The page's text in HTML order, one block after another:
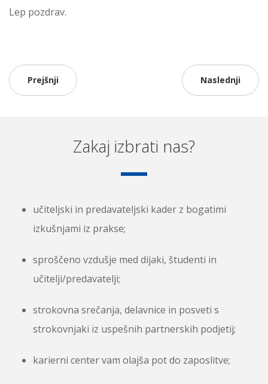
Lep pozdrav.
Prejšnji Naslednji
Zakaj izbrati nas?
učiteljski in predavateljski kader z bogatimi
izkušnjami iz prakse;
sproščeno vzdušje med dijaki, študenti in
učitelji/predavatelji;
strokovna srečanja, delavnice in posveti s
strokovnjaki iz uspešnih partnerskih podjetij;
karierni center vam olajša pot do zaposlitve;